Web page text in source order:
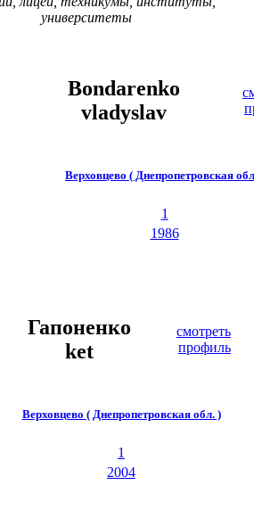
университеты
Bondarenko
vladyslav
Верховцево ( Днепропетровская
1
1986
Гапоненко
ket
смотреть
профиль
Верховцево ( Днепропетровская обл. )
1
2004